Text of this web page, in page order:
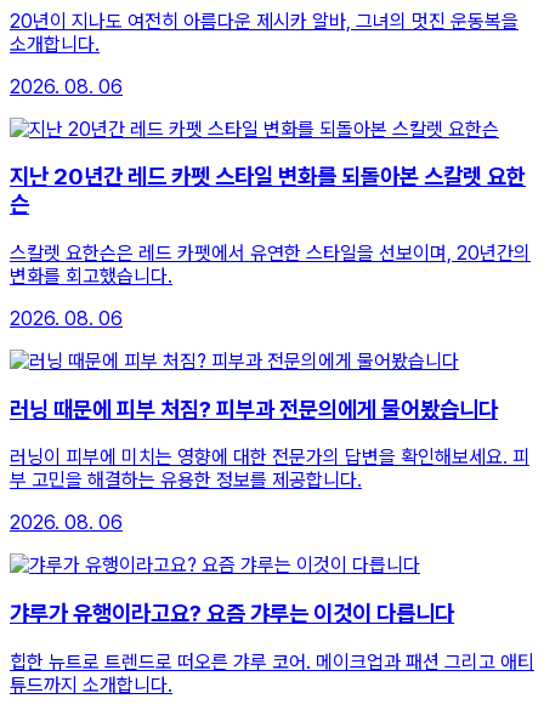
20년이 지나도 여전히 아름다운 제시카 알바, 그녀의 멋진 운동복을
소개합니다.
2026. 08. 06
지난 20년간 레드 카펫 스타일 변화를 되돌아본 스칼렛 요한
슨
스칼렛 요한슨은 레드 카펫에서 유연한 스타일을 선보이며, 20년간의
변화를 회고했습니다.
2026. 08. 06
러닝 때문에 피부 처짐? 피부과 전문의에게 물어봤습니다
러닝이 피부에 미치는 영향에 대한 전문가의 답변을 확인해보세요. 피
부 고민을 해결하는 유용한 정보를 제공합니다.
2026. 08. 06
갸루가 유행이라고요? 요즘 갸루는 이것이 다릅니다
힙한 뉴트로 트렌드로 떠오른 갸루 코어. 메이크업과 패션 그리고 애티
튜드까지 소개합니다.